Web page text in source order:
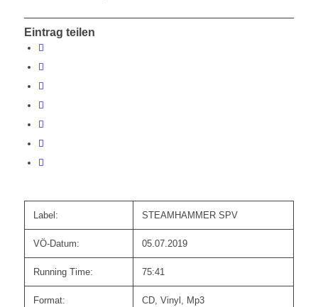
Eintrag teilen
Label: STEAMHAMMER SPV
VÖ-Datum: 05.07.2019
Running Time: 75:41
Format: CD, Vinyl, Mp3